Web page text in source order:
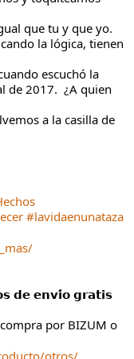
que tu y que yo.
la lógica, tienen
escuchó la
de 2017.  ¿A quien
a la casilla de
#lavidaenunataza
𝗱𝗲 𝗲𝗻𝘃𝗶́𝗼 𝗴𝗿𝗮𝘁𝗶𝘀
por BIZUM o